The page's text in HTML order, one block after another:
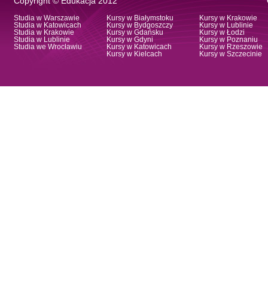
Studia w Warszawie
Studia w Katowicach
Studia w Krakowie
Studia w Lublinie
Studia we Wrocławiu
Kursy w Białymstoku
Kursy w Bydgoszczy
Kursy w Gdańsku
Kursy w Gdyni
Kursy w Katowicach
Kursy w Kielcach
Kursy w Krakowie
Kursy w Lublinie
Kursy w Łodzi
Kursy w Poznaniu
Kursy w Rzeszowie
Kursy w Szczecinie